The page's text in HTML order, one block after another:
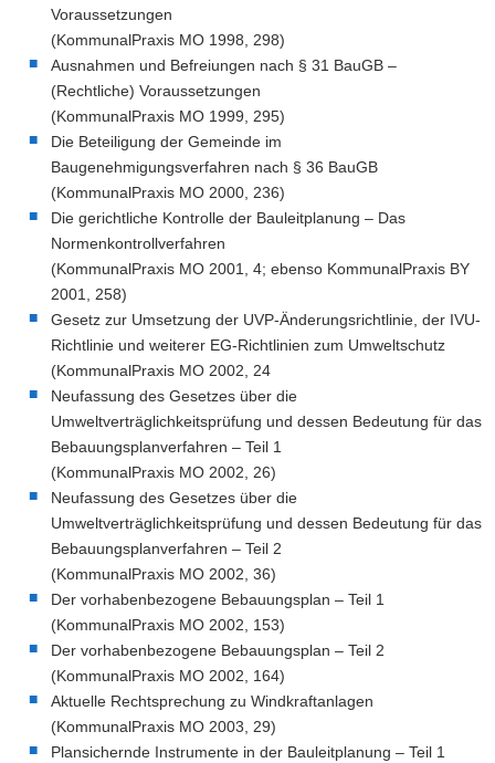
Voraussetzungen
(KommunalPraxis MO 1998, 298)
Ausnahmen und Befreiungen nach § 31 BauGB –
(Rechtliche) Voraussetzungen
(KommunalPraxis MO 1999, 295)
Die Beteiligung der Gemeinde im
Baugenehmigungsverfahren nach § 36 BauGB
(KommunalPraxis MO 2000, 236)
Die gerichtliche Kontrolle der Bauleitplanung – Das
Normenkontrollverfahren
(KommunalPraxis MO 2001, 4; ebenso KommunalPraxis BY
2001, 258)
Gesetz zur Umsetzung der UVP-Änderungsrichtlinie, der IVU-
Richtlinie und weiterer EG-Richtlinien zum Umweltschutz
(KommunalPraxis MO 2002, 24
Neufassung des Gesetzes über die
Umweltverträglichkeitsprüfung und dessen Bedeutung für das
Bebauungsplanverfahren – Teil 1
(KommunalPraxis MO 2002, 26)
Neufassung des Gesetzes über die
Umweltverträglichkeitsprüfung und dessen Bedeutung für das
Bebauungsplanverfahren – Teil 2
(KommunalPraxis MO 2002, 36)
Der vorhabenbezogene Bebauungsplan – Teil 1
(KommunalPraxis MO 2002, 153)
Der vorhabenbezogene Bebauungsplan – Teil 2
(KommunalPraxis MO 2002, 164)
Aktuelle Rechtsprechung zu Windkraftanlagen
(KommunalPraxis MO 2003, 29)
Plansichernde Instrumente in der Bauleitplanung – Teil 1